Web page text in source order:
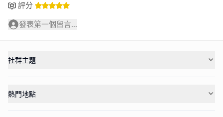
評分
發表第一個留言...
社群主題
熱門地點